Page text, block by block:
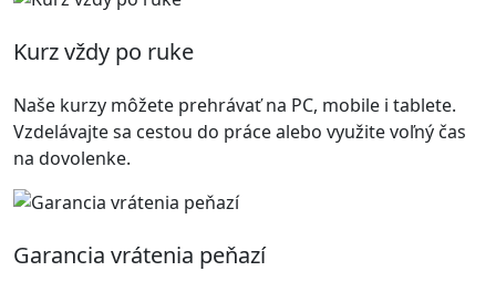
Kurz vždy po ruke
Naše kurzy môžete prehrávať na PC, mobile i tablete.
Vzdelávajte sa cestou do práce alebo využite voľný čas
na dovolenke.
Garancia vrátenia peňazí